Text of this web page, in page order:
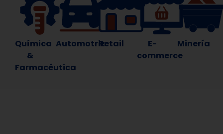
Química
&
Farmacéutica
AutomotrizRetail
E-
commerce
Minería